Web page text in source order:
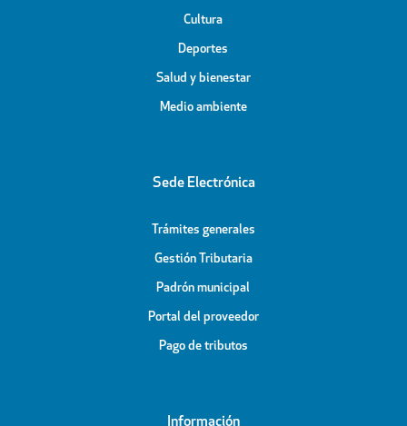
Cultura
Deportes
Salud y bienestar
Medio ambiente
Sede Electrónica
Trámites generales
Gestión Tributaria
Padrón municipal
Portal del proveedor
Pago de tributos
Información